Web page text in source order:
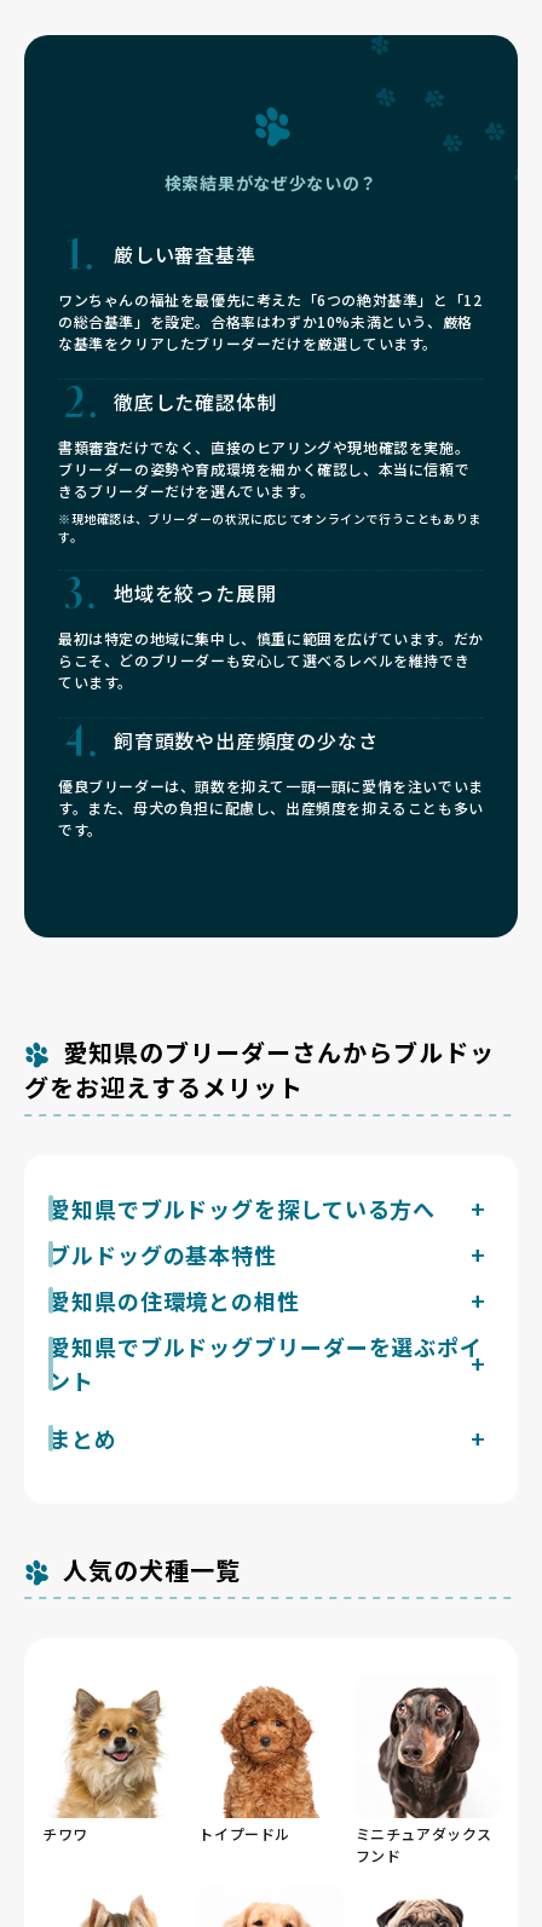
検索結果がなぜ少ないの？
厳しい審査基準
ワンちゃんの福祉を最優先に考えた「6つの絶対基準」と「12
の総合基準」を設定。合格率はわずか10%未満という、厳格
な基準をクリアしたブリーダーだけを厳選しています。
徹底した確認体制
書類審査だけでなく、直接のヒアリングや現地確認を実施。
ブリーダーの姿勢や育成環境を細かく確認し、本当に信頼で
きるブリーダーだけを選んでいます。
※現地確認は、ブリーダーの状況に応じてオンラインで行うこともありま
す。
地域を絞った展開
最初は特定の地域に集中し、慎重に範囲を広げています。だか
らこそ、どのブリーダーも安心して選べるレベルを維持でき
ています。
飼育頭数や出産頻度の少なさ
優良ブリーダーは、頭数を抑えて一頭一頭に愛情を注いでいま
す。また、母犬の負担に配慮し、出産頻度を抑えることも多い
です。
愛知県のブリーダーさんからブルドッ
グをお迎えするメリット
愛知県でブルドッグを探している方へ
ブルドッグはマズルが短い短頭種で、呼吸での体温調節
が極めて苦手な犬種です。猛暑日と熱帯夜が連日続く高
温多湿な愛知県では、暑熱と皮膚の管理が暮らしの最重
要課題になります。
ブルドッグの基本特性
体重18〜25kgのがっしりした短頭種。運動量は短頭種
の中でも特に控えめで1日合計30〜40分の散歩が目安で
すが、運動意欲自体が低く歩きたがらない場面もあり、
暑さに極端に弱いため夏場の管理が命に関わります。短
毛ながら抜け毛は一定量あり日常的な手入れが要りま
来客や物音への反応も控えめ。いびきや呼吸音は大きい
愛知県の住環境との相性
愛知県は太平洋側気候で、名古屋市はヒートアイランド
の影響もあり夏は35℃超の猛暑日と熱帯夜が連日続く
高温多湿な地域です。ブルドッグはマズルが短い短頭種
数ある犬種の中でも特に熱中症になりやすい犬種です。
と皮膚の両面を徹底できるかが愛知県でブルドッグと暮
らせるかの分かれ目です。
愛知県でブルドッグブリーダーを選ぶポイ
ント
ブルドッグは短頭種気道症候群、股関節・肘関節形成不
全、皮膚のしわによる皮膚炎が遺伝的に多い犬種です。
す飼育環境を実際に見せてもらえるブリーダーかを見極
めることが重要です。
現在愛知県で掲載中のブルドッグのブリーダーは1件で
す。Breeder Familiesでは「6つの絶対基準」と「12の
まとめ
人気の犬種一覧
チワワ トイプードル
ミニチュアダックス
フンド